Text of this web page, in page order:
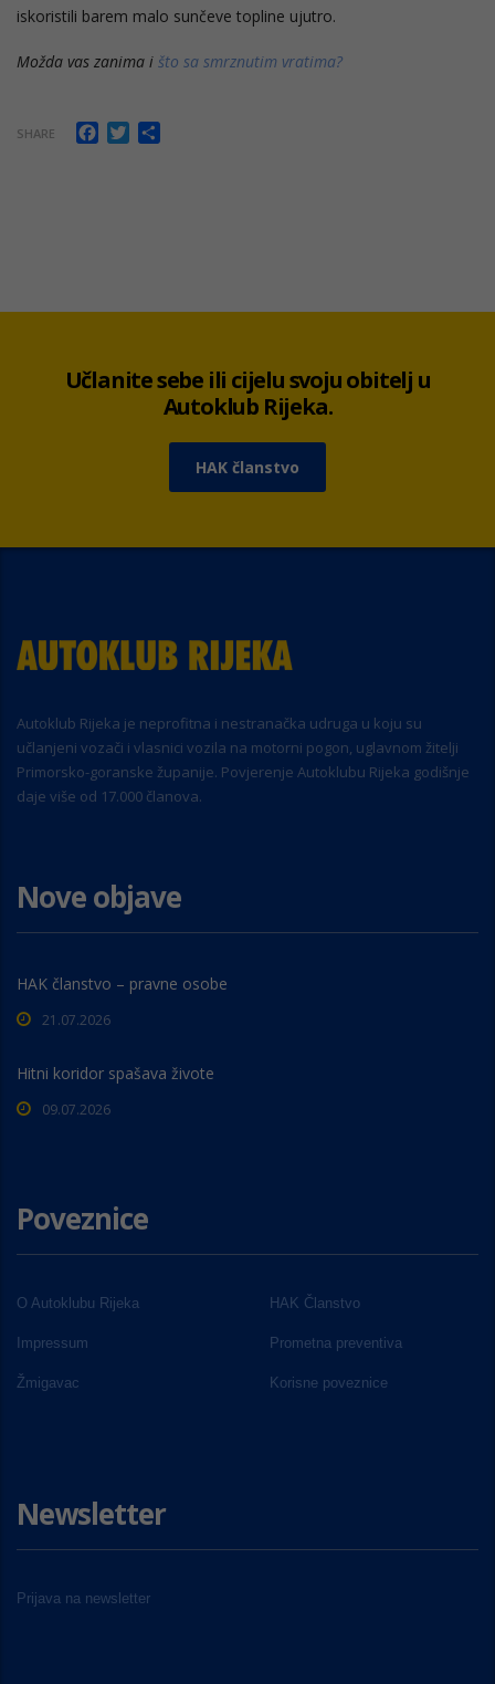
iskoristili barem malo sunčeve topline ujutro.
Možda vas zanima i što sa smrznutim vratima?
SHARE Facebook
Twitter
Učlanite sebe ili cijelu svoju obitelj u
Autoklub Rijeka.
HAK članstvo
Autoklub Rijeka je neprofitna i nestranačka udruga u koju su
učlanjeni vozači i vlasnici vozila na motorni pogon, uglavnom žitelji
Primorsko-goranske županije. Povjerenje Autoklubu Rijeka godišnje
daje više od 17.000 članova.
Nove objave
HAK članstvo – pravne osobe
21.07.2026
Hitni koridor spašava živote
09.07.2026
Poveznice
O Autoklubu Rijeka HAK Članstvo
Impressum Prometna preventiva
Žmigavac Korisne poveznice
Newsletter
Prijava na newsletter